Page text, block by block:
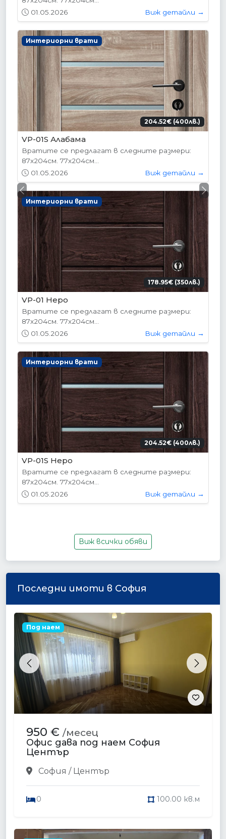
01.05.2026
Виж детайли →
Интериорни врати
204.52€ (400лв.)
VP-01S Алабама
Вратите се предлагат в следните размери:
87х204см. 77х204см...
01.05.2026
Виж детайли →
Интериорни врати
178.95€ (350лв.)
VP-01 Hepo
Вратите се предлагат в следните размери:
87х204см. 77х204см...
01.05.2026
Виж детайли →
Интериорни врати
204.52€ (400лв.)
VP-01S Hepo
Вратите се предлагат в следните размери:
87х204см. 77х204см...
01.05.2026
Виж детайли →
Previous Next
Виж всички обяви
Последни имоти в София
Previous Next
Под наем
950 € /месец
Офис дава под наем София
Център
София / Център
0 100.00 кв.м